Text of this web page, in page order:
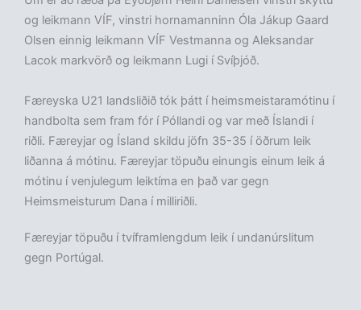
og leikmann VÍF, vinstri hornamanninn Óla Jákup Gaard
Olsen einnig leikmann VÍF Vestmanna og Aleksandar
Lacok markvörð og leikmann Lugi í Svíþjóð.
Færeyska U21 landsliðið tók þátt í heimsmeistaramótinu í
handbolta sem fram fór í Póllandi og var með Íslandi í
riðli. Færeyjar og Ísland skildu jöfn 35-35 í öðrum leik
liðanna á mótinu. Færeyjar töpuðu einungis einum leik á
mótinu í venjulegum leiktíma en það var gegn
Heimsmeisturum Dana í milliriðli.
Færeyjar töpuðu í tvíframlengdum leik í undanúrslitum
gegn Portúgal.